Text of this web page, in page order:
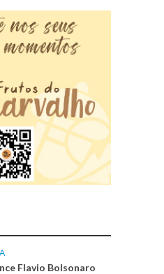
Flavio Bolsonaro